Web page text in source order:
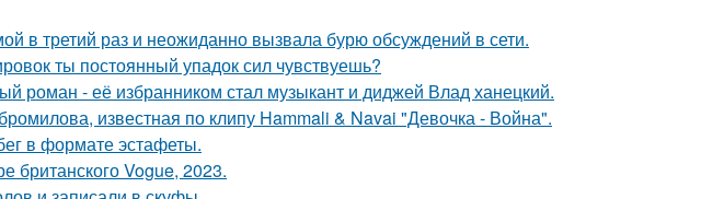
в третий раз и неожиданно вызвала бурю обсуждений в сети.
ты постоянный упадок сил чувствуешь?
роман - её избранником стал музыкант и диджей Влад ханецкий.
известная по клипу Hammali & Navai "Девочка - Война".
в формате эстафеты.
британского Vogue, 2023.